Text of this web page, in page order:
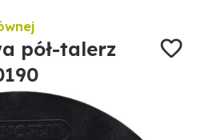
pół-talerz